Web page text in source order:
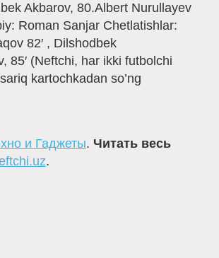
Akbarov, 80.Albert Nurullayev
Roman Sanjar Chetlatishlar:
82′ , Dilshodbek
85′ (Neftchi, har ikki futbolchi
kartochkadan so’ng
и Гаджеты. Читать весь
.